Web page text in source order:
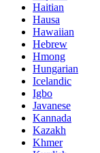
Haitian
Hausa
Hawaiian
Hebrew
Hmong
Hungarian
Icelandic
Igbo
Javanese
Kannada
Kazakh
Khmer